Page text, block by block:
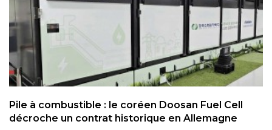
Pile à combustible : le coréen Doosan Fuel Cell
décroche un contrat historique en Allemagne